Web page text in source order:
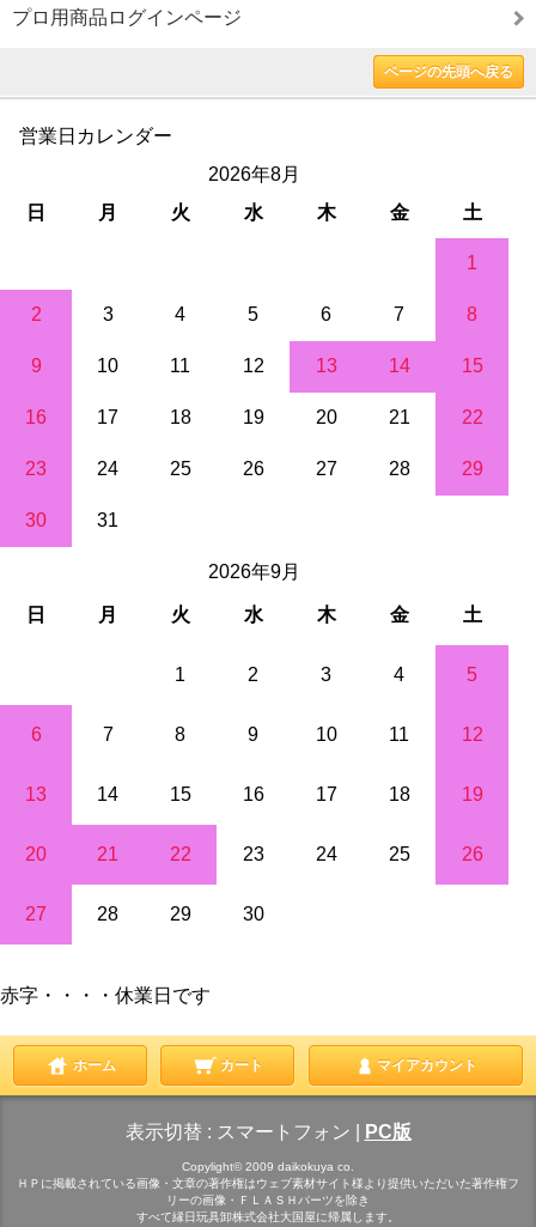
プロ用商品ログインページ
ページの先頭へ戻る
営業日カレンダー
2026年8月
日
月 火 水 木 金 土
1
2 3 4 5 6 7 8
9 10 11 12 13 14 15
16 17 18 19 20 21 22
23 24 25 26 27 28 29
30 31
2026年9月
日 月 火 水 木 金 土
1 2 3 4 5
6 7 8 9 10 11 12
13 14 15 16 17 18 19
20 21 22 23 24 25 26
27 28 29 30
赤字・・・・休業日です
ホーム カート マイアカウント
表示切替 : スマートフォン PC版
Copylight© 2009 daikokuya co.
ＨＰに掲載されている画像・文章の著作権はウェブ素材サイト様より提供いただいた著作権フ
リーの画像・ＦＬＡＳＨパーツを除き
すべて縁日玩具卸株式会社大国屋に帰属します。